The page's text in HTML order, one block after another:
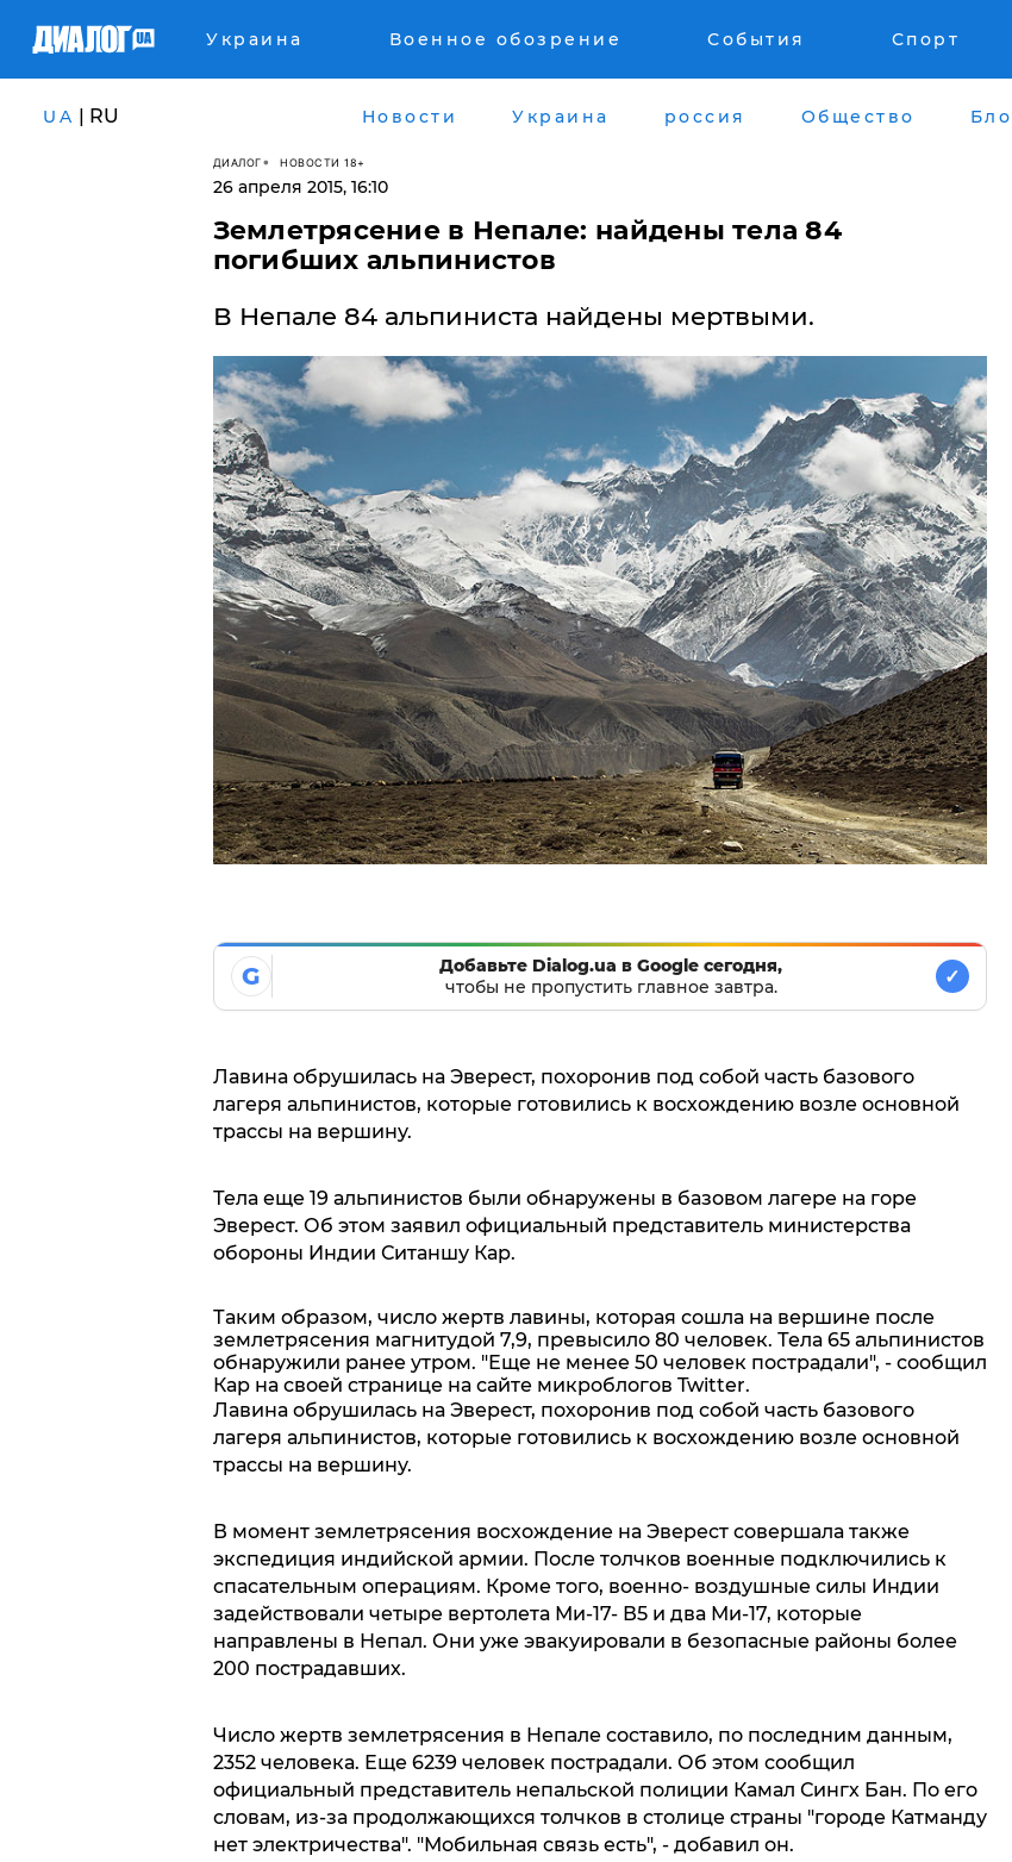
Украина Военное обозрение События Спорт
UA | RU Новости Украина россия Общество
ДИАЛОГ НОВОСТИ 18+
26 апреля 2015, 16:10
Землетрясение в Непале: найдены тела 84
погибших альпинистов
В Непале 84 альпиниста найдены мертвыми.
G
Добавьте Dialog.ua в Google сегодня,
чтобы не пропустить главное завтра.
✓
Лавина обрушилась на Эверест, похоронив под собой часть базового
лагеря альпинистов, которые готовились к восхождению возле основной
трассы на вершину.
Тела еще 19 альпинистов были обнаружены в базовом лагере на горе
Эверест. Об этом заявил официальный представитель министерства
обороны Индии Ситаншу Кар.
Таким образом, число жертв лавины, которая сошла на вершине после
землетрясения магнитудой 7,9, превысило 80 человек. Тела 65 альпинистов
обнаружили ранее утром. "Еще не менее 50 человек пострадали", - сообщил
Кар на своей странице на сайте микроблогов Twitter.
Лавина обрушилась на Эверест, похоронив под собой часть базового
лагеря альпинистов, которые готовились к восхождению возле основной
трассы на вершину.
В момент землетрясения восхождение на Эверест совершала также
экспедиция индийской армии. После толчков военные подключились к
спасательным операциям. Кроме того, военно- воздушные силы Индии
задействовали четыре вертолета Ми-17- В5 и два Ми-17, которые
направлены в Непал. Они уже эвакуировали в безопасные районы более
200 пострадавших.
Число жертв землетрясения в Непале составило, по последним данным,
2352 человека. Еще 6239 человек пострадали. Об этом сообщил
официальный представитель непальской полиции Камал Сингх Бан. По его
словам, из-за продолжающихся толчков в столице страны "городе Катманду
нет электричества". "Мобильная связь есть", - добавил он.